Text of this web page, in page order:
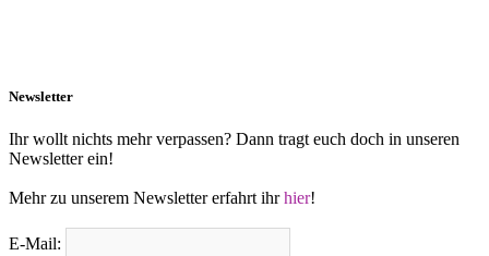
Newsletter
Ihr wollt nichts mehr verpassen? Dann tragt euch doch in unseren
Newsletter ein!
Mehr zu unserem Newsletter erfahrt ihrhier!
E-Mail: